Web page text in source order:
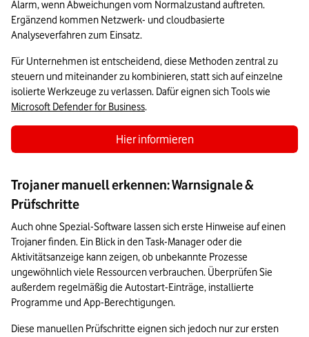
Alarm, wenn Abweichungen vom Normalzustand auftreten.
Ergänzend kommen Netzwerk- und cloudbasierte
Analyseverfahren zum Einsatz.
Für Unternehmen ist entscheidend, diese Methoden zentral zu
steuern und miteinander zu kombinieren, statt sich auf einzelne
Microsoft Defender for Business.
Hier informieren
Trojaner manuell erkennen: Warnsignale &
Prüfschritte
Auch ohne Spezial-Software lassen sich erste Hinweise auf einen
Trojaner finden. Ein Blick in den Task-Manager oder die
Aktivitätsanzeige kann zeigen, ob unbekannte Prozesse
ungewöhnlich viele Ressourcen verbrauchen. Überprüfen Sie
außerdem regelmäßig die Autostart-Einträge, installierte
Programme und App-Berechtigungen.
Diese manuellen Prüfschritte eignen sich jedoch nur zur ersten